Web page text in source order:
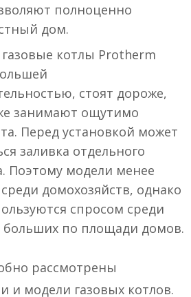
полноценно
дом.
котлы Protherm
стоят дороже,
занимают ощутимо
Перед установкой может
заливка отдельного
Поэтому модели менее
домохозяйств, однако
спросом среди
больших по площади домов.
рассмотрены
и модели газовых котлов.